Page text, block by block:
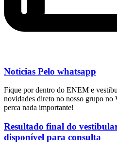
Notícias Pelo whatsapp
Fique por dentro do ENEM e
novidades direto no nosso grupo
perca nada importante!
Resultado final do
disponível para consulta